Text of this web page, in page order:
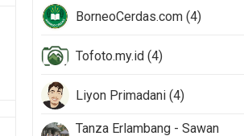
BorneoCerdas.com (4)
Tofoto.my.id (4)
Liyon Primadani (4)
Tanza Erlambang - Sawan